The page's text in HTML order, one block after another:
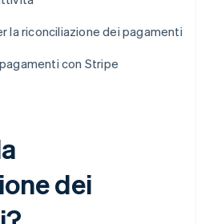
la riconciliazione dei pagamenti
con Stripe
dei